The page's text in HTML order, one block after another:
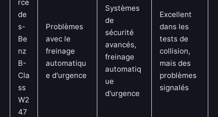
rce
de
s-
Be
nz
B-
Cla
ss
W2
47
Problèmes
avec le
freinage
automatiqu
e d'urgence
Systèmes
de
sécurité
avancés,
freinage
automatiq
ue
d'urgence
Excellent
dans les
tests de
collision,
mais des
problèmes
signalés